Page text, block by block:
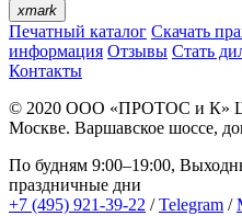
xmark
Печатный каталог Скачать
информация Отзывы Стать
Контакты
© 2020 ООО «ПРОТОС и К»
Москве. Варшавское шоссе,
По будням 9:00–19:00,
праздничные дни
+7 (495) 921-39-22 /Telegram /